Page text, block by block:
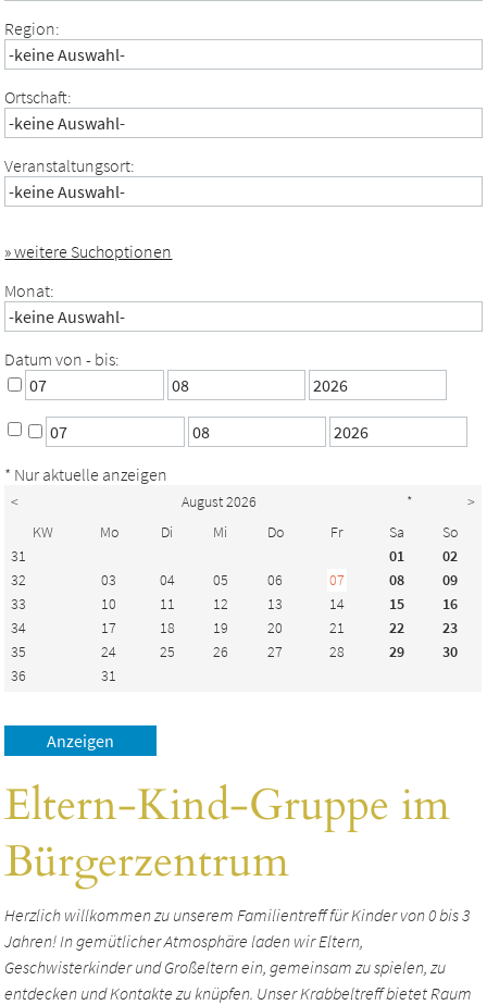
Region:
Ortschaft:
Veranstaltungsort:
» weitere Suchoptionen
Monat:
Datum von - bis:
* Nur aktuelle anzeigen
< August 2026 *
>
KW
Mo Di Mi Do Fr Sa
So
31
01
02
32
03 04 05 06 07 08
09
33
10 11 12 13 14 15
16
34
17 18 19 20 21 22
23
35
24 25 26 27 28 29
30
36
31
Eltern-Kind-Gruppe im
Bürgerzentrum
Herzlich willkommen zu unserem Familientreff für Kinder von 0 bis 3
Jahren! In gemütlicher Atmosphäre laden wir Eltern,
Geschwisterkinder und Großeltern ein, gemeinsam zu spielen, zu
entdecken und Kontakte zu knüpfen. Unser Krabbeltreff bietet Raum